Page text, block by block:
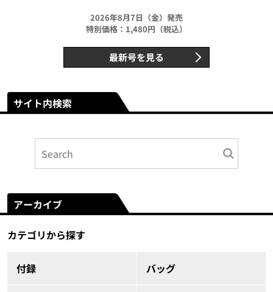
2026年8月7日（金）発売
特別価格：1,480円（税込）
最新号を見る
サイト内検索
アーカイブ
カテゴリから探す
付録 バッグ